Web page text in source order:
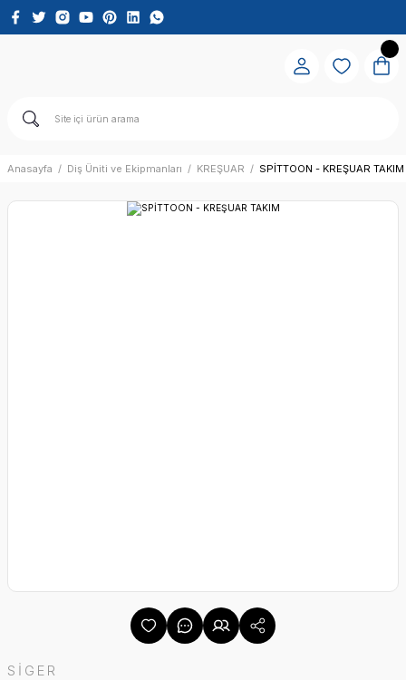
Anasayfa Diş Üniti ve Ekipmanları KREŞUAR SPİTTOON - KREŞUAR TAKIM
SİGER